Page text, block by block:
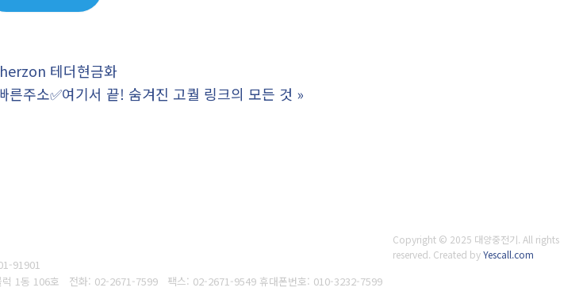
테더현금화
른주소✅여기서 끝! 숨겨진 고퀄 링크의 모든 것 »
91901
럭 1동 106호 전화: 02-2671-7599 팩스: 02-2671-9549 휴대폰번호: 010-3232-7599
Copyright © 2025 대양중전기. All rights
reserved. Created byYescall.com